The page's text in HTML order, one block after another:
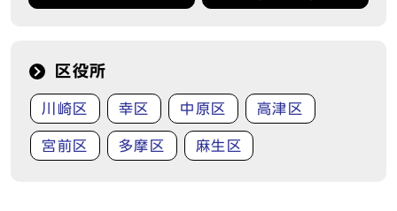
区役所
川崎区 幸区 中原区 高津区
宮前区 多摩区 麻生区